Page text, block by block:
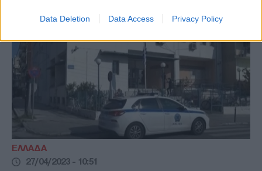
Data Deletion Data Access Privacy Policy
ΕΛΛΑΔΑ
27/04/2023 - 10:51